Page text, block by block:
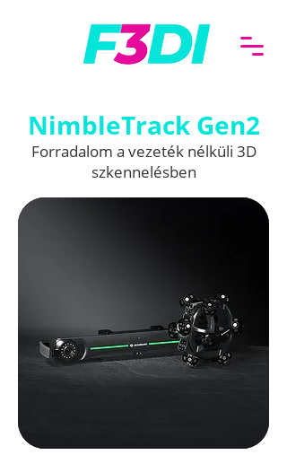
NimbleTrack Gen2
Forradalom a vezeték nélküli 3D
szkennelésben